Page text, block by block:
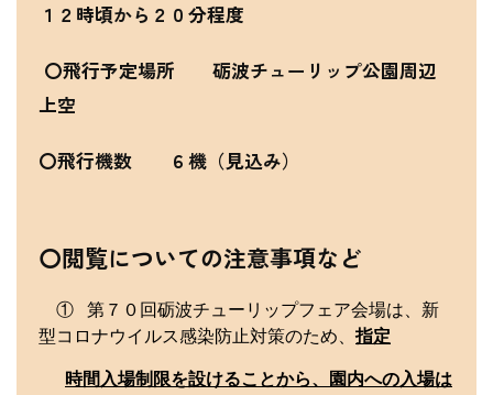
１２時頃から２０分程度
〇飛行予定場所 砺波チューリップ公園周辺
上空
〇飛行機数 ６機（見込み）
〇閲覧についての注意事項など
① 第７０回砺波チューリップフェア会場は、新
型コロナウイルス感染防止対策のため、指定
時間入場制限を設けることから、園内への入場は